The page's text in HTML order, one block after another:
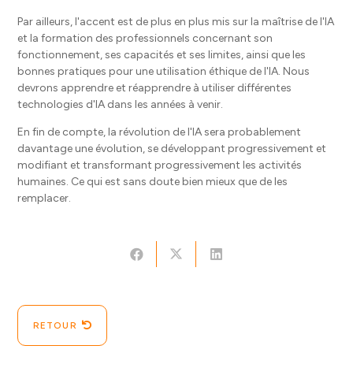
Par ailleurs, l'accent est de plus en plus mis sur la maîtrise de l'IA
et la formation des professionnels concernant son
fonctionnement, ses capacités et ses limites, ainsi que les
bonnes pratiques pour une utilisation éthique de l'IA. Nous
devrons apprendre et réapprendre à utiliser différentes
technologies d'IA dans les années à venir.
En fin de compte, la révolution de l'IA sera probablement
davantage une évolution, se développant progressivement et
modifiant et transformant progressivement les activités
humaines. Ce qui est sans doute bien mieux que de les
remplacer.
RETOUR